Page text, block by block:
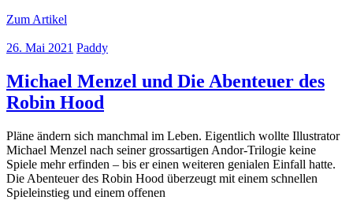
Zum Artikel
26. Mai 2021 Paddy
Michael Menzel und Die Abenteuer des
Robin Hood
Pläne ändern sich manchmal im Leben. Eigentlich wollte Illustrator
Michael Menzel nach seiner grossartigen Andor-Trilogie keine
Spiele mehr erfinden – bis er einen weiteren genialen Einfall hatte.
Die Abenteuer des Robin Hood überzeugt mit einem schnellen
Spieleinstieg und einem offenen